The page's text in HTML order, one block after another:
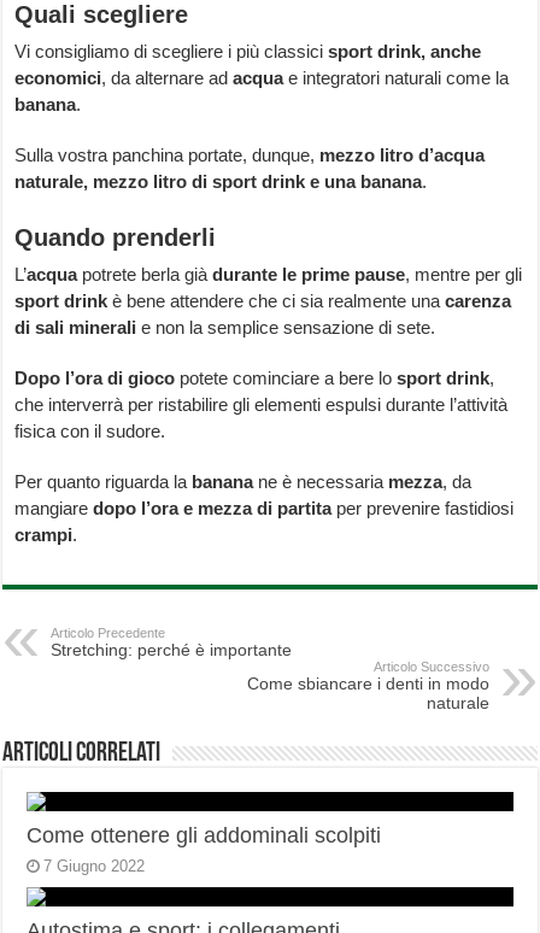
Quali scegliere
Vi consigliamo di scegliere i più classicisport drink, anche
economici, da alternare adacquae integratori naturali come la
banana.
Sulla vostra panchina portate, dunque, mezzo litro d’acqua
naturale, mezzo litro di sport drink e una banana.
Quando prenderli
L’acquapotrete berla giàdurante le prime pause, mentre per gli
sport drink è bene attendere che ci sia realmente unacarenza
di sali minerali e non la semplice sensazione di sete.
Dopo l’ora di gioco potete cominciare a bere losport drink,
che interverrà per ristabilire gli elementi espulsi durante l’attività
fisica con il sudore.
Per quanto riguarda la bananane è necessaria mezza, da
mangiaredopo l’ora e mezza di partitaper prevenire fastidiosi
crampi.
Articolo Precedente
Stretching: perché è importante
Articolo Successivo
Come sbiancare i denti in modo
naturale
Articoli correlati
Come ottenere gli addominali scolpiti
7 Giugno 2022